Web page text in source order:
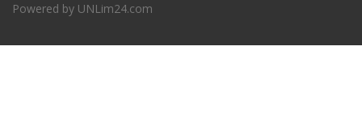
Powered by UNLim24.com